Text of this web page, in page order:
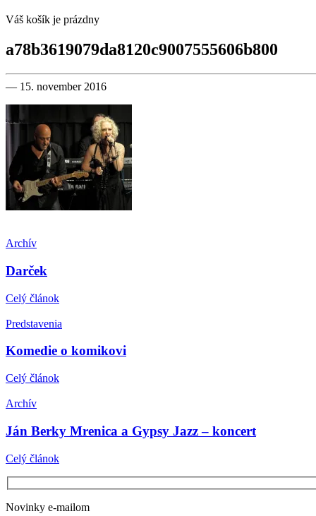
Váš košík je prázdny
a78b3619079da8120c9007555606b800
— 15. november 2016
Archív
Darček
Celý článok
Predstavenia
Komedie o komikovi
Celý článok
Archív
Ján Berky Mrenica a Gypsy Jazz – koncert
Celý článok
Novinky e-mailom